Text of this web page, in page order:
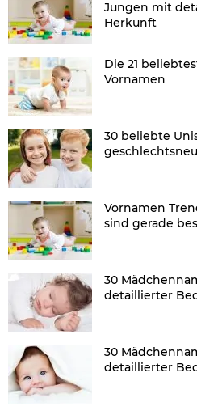
Jungen mit
Herkunft
Die 21
Vornamen
30 beliebte
Vornamen
sind gerade
30
detaillierter
30
detaillierter